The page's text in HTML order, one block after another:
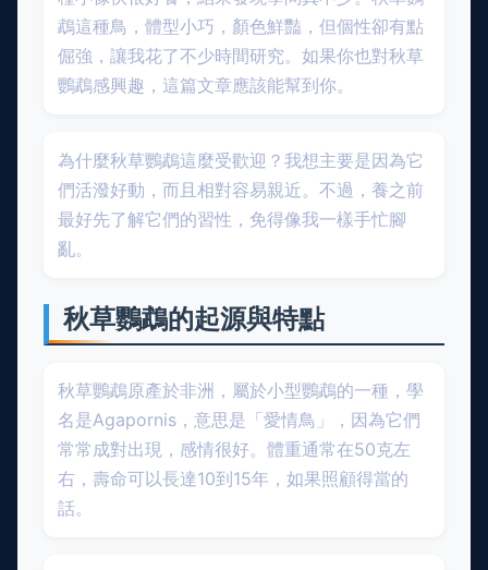
鵡這種鳥，體型小巧，顏色鮮豔，但個性卻有點
倔強，讓我花了不少時間研究。如果你也對秋草
鸚鵡感興趣，這篇文章應該能幫到你。
為什麼秋草鸚鵡這麼受歡迎？我想主要是因為它
們活潑好動，而且相對容易親近。不過，養之前
最好先了解它們的習性，免得像我一樣手忙腳
亂。
秋草鸚鵡的起源與特點
秋草鸚鵡原產於非洲，屬於小型鸚鵡的一種，學
名是Agapornis，意思是「愛情鳥」，因為它們
常常成對出現，感情很好。體重通常在50克左
右，壽命可以長達10到15年，如果照顧得當的
話。